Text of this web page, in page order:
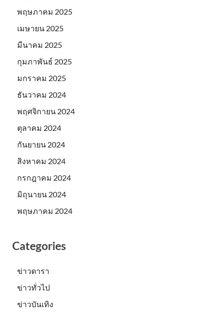
พฤษภาคม 2025
เมษายน 2025
มีนาคม 2025
กุมภาพันธ์ 2025
มกราคม 2025
ธันวาคม 2024
พฤศจิกายน 2024
ตุลาคม 2024
กันยายน 2024
สิงหาคม 2024
กรกฎาคม 2024
มิถุนายน 2024
พฤษภาคม 2024
Categories
ข่าวดารา
ข่าวทั่วไป
ข่าวบันเทิง